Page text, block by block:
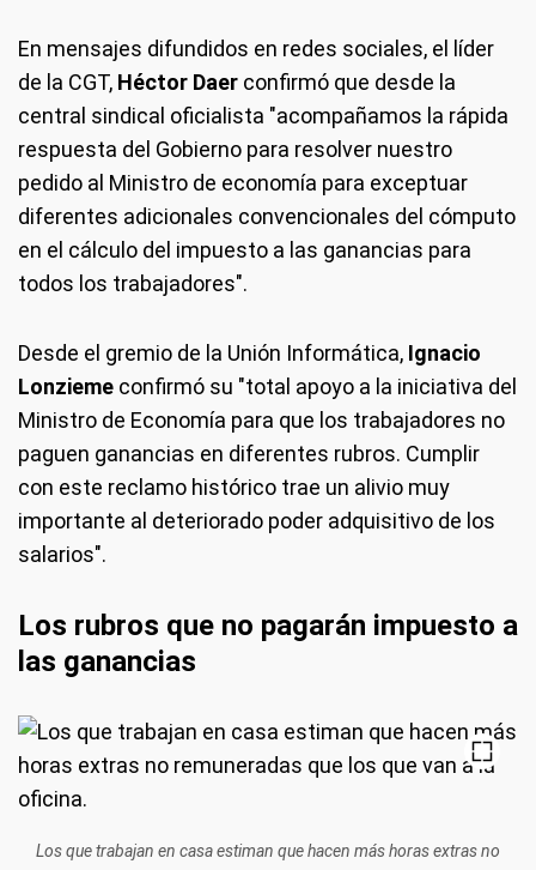
En mensajes difundidos en redes sociales, el líder
de la CGT, Héctor Daer confirmó que desde la
central sindical oficialista "acompañamos la rápida
respuesta del Gobierno para resolver nuestro
pedido al Ministro de economía para exceptuar
diferentes adicionales convencionales del cómputo
en el cálculo del impuesto a las ganancias para
todos los trabajadores".
Desde el gremio de la Unión Informática, Ignacio
Lonzieme confirmó su "total apoyo a la iniciativa del
Ministro de Economía para que los trabajadores no
paguen ganancias en diferentes rubros. Cumplir
con este reclamo histórico trae un alivio muy
importante al deteriorado poder adquisitivo de los
salarios".
Los rubros que no pagarán impuesto a
las ganancias
Los que trabajan en casa estiman que hacen más horas extras no